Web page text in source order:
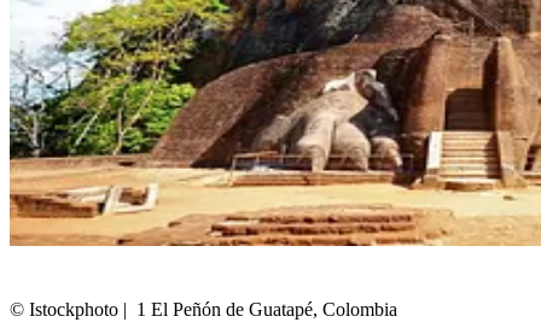
© Istockphoto | 1 El Peñón de Guatapé, Colombia